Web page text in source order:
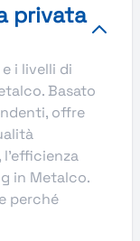
privata
i livelli di
Basato
offre
in Metalco.
perché